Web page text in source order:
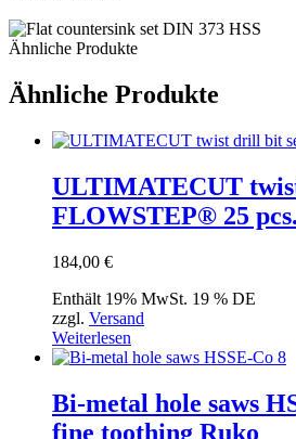
Ähnliche Produkte
Ähnliche Produkte
ULTIMATECUT
FLOWSTEP® 25
184,00 €
Enthält 19% MwSt. 19 % DE
zzgl. Versand
Weiterlesen
Bi-metal hole saws
fine toothing Ruko